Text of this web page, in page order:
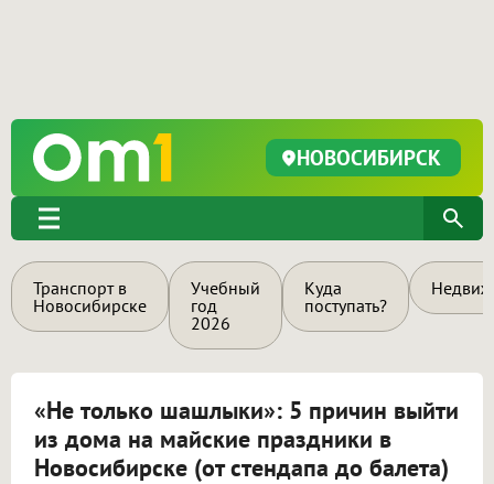
НОВОСИБИРСК
Транспорт в
Новосибирске
Учебный
год
2026
Куда
поступать?
«Не только шашлыки»: 5 причин выйти
из дома на майские праздники в
Новосибирске (от стендапа до балета)